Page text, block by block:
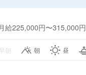
給225,000円〜315,000円
朝 朝 昼